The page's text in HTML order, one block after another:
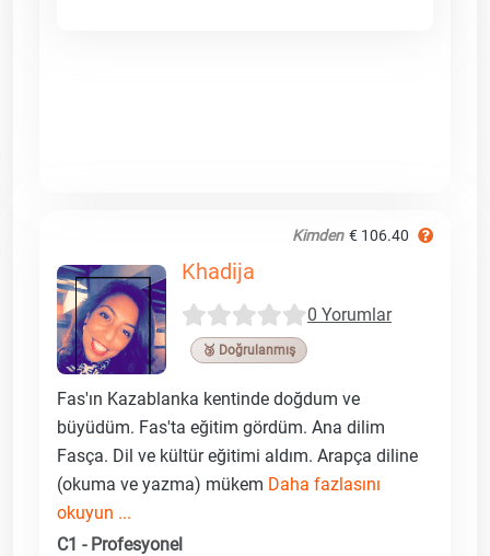
Kimden € 106.40
Khadija
0 Yorumlar
🥉 Doğrulanmış
Fas'ın Kazablanka kentinde doğdum ve
büyüdüm. Fas'ta eğitim gördüm. Ana dilim
Fasça. Dil ve kültür eğitimi aldım. Arapça diline
(okuma ve yazma) mükem Daha fazlasını
okuyun ...
C1 - Profesyonel